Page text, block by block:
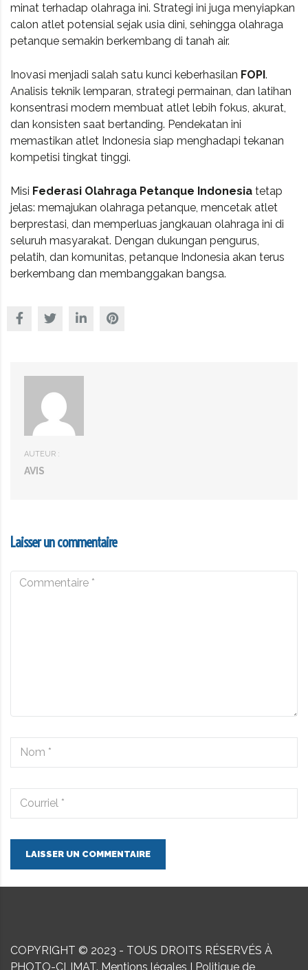
minat terhadap olahraga ini. Strategi ini juga menyiapkan
calon atlet potensial sejak usia dini, sehingga olahraga
petanque semakin berkembang di tanah air.
Inovasi menjadi salah satu kunci keberhasilan FOPI.
Analisis teknik lemparan, strategi permainan, dan latihan
konsentrasi modern membuat atlet lebih fokus, akurat,
dan konsisten saat bertanding. Pendekatan ini
memastikan atlet Indonesia siap menghadapi tekanan
kompetisi tingkat tinggi.
Misi Federasi Olahraga Petanque Indonesia tetap
jelas: memajukan olahraga petanque, mencetak atlet
berprestasi, dan memperluas jangkauan olahraga ini di
seluruh masyarakat. Dengan dukungan pengurus,
pelatih, dan komunitas, petanque Indonesia akan terus
berkembang dan membanggakan bangsa.
AUTEUR :
AVIS
Laisser un commentaire
LAISSER UN COMMENTAIRE
COPYRIGHT © 2023 - TOUS DROITS RÉSERVÉS À
PHOTO-CLIMAT. Mentions légales I Politique de